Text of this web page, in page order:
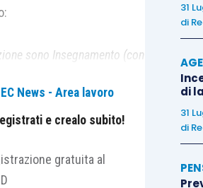
sono Insegnamento (con
e Tecnologie Ict
e Sportive (28,8%)”.
Economic Forum, i lavori
News - Area lavoro
e crealo subito!
gratuita al
31
di
di
31
di